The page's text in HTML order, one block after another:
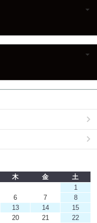
木 金
土
1
6 7
8
13 14
15
20 21
22